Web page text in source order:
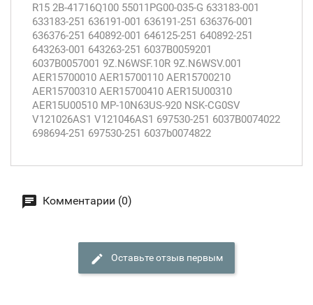
R15 2B-41716Q100 55011PG00-035-G 633183-001
633183-251 636191-001 636191-251 636376-001
636376-251 640892-001 646125-251 640892-251
643263-001 643263-251 6037B0059201
6037B0057001 9Z.N6WSF.10R 9Z.N6WSV.001
AER15700010 AER15700110 AER15700210
AER15700310 AER15700410 AER15U00310
AER15U00510 MP-10N63US-920 NSK-CG0SV
V121026AS1 V121046AS1 697530-251 6037B0074022
698694-251 697530-251 6037b0074822
Комментарии (0)
Оставьте отзыв первым